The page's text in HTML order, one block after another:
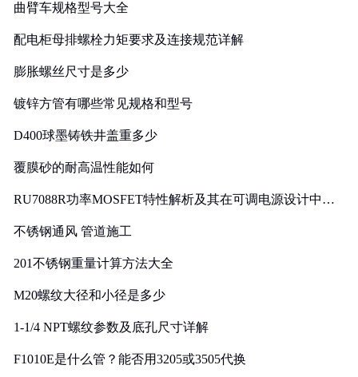
曲臂车规格型号大全
配电柜母排螺栓力矩要求及连接规范详解
膨胀螺丝尺寸是多少
镀锌方管有哪些常见规格和型号
D400球墨铸铁井盖重多少
覆膜砂的耐高温性能如何
RU7088R功率MOSFET特性解析及其在可调电源设计中的
不锈钢通风 管道施工
201不锈钢重量计算方法大全
M20螺纹大径和小径是多少
1-1/4 NPT螺纹参数及底孔尺寸详解
F1010E是什么管？能否用3205或3505代换